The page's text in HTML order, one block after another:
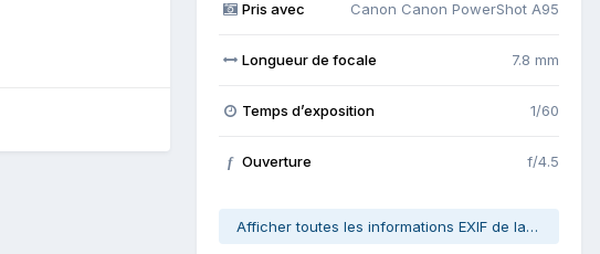
Pris avec Canon Canon PowerShot A95
Longueur de focale 7.8 mm
Temps d’exposition 1/60
f Ouverture f/4.5
Afficher toutes les informations EXIF de la photo